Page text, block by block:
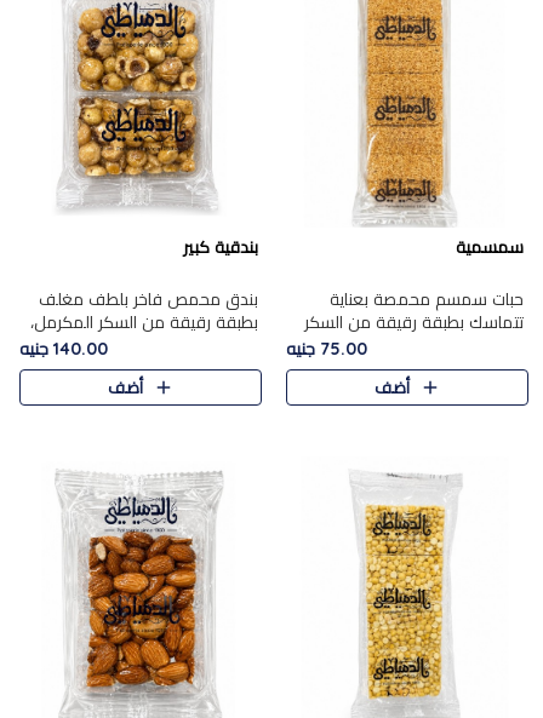
سمسمية
حبات سمسم محمصة بعناية
تتماسك بطبقة رقيقة من السكر
المكرمل، لتقدم طعم السمسم
المميز وقرمشتة التي ارتبطت ببهجة
المولد عبر الأجيال.
75.00 جنيه
أضف
بندقية كبير
بندق محمص فاخر بلطف مغلف
بطبقة رقيقة من السكر المكرمل،
يجمع بين النكهة الغنية ناتي
والقرمشة الراقية المرضية في
حلوى شرقية أنيقه بطابع مميز.
140.00 جنيه
أضف